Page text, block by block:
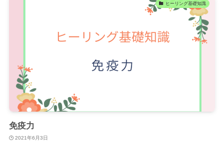
ヒーリング基礎知識
免疫力
2021年6月3日